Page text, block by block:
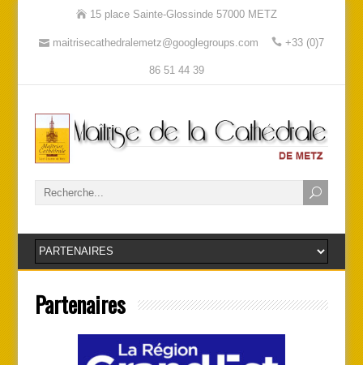
15 place Sainte-Glossinde 57000 METZ
maitrisecathedralemetz@googlegroups.com +33 (0)7
86 51 44 39
Partenaires